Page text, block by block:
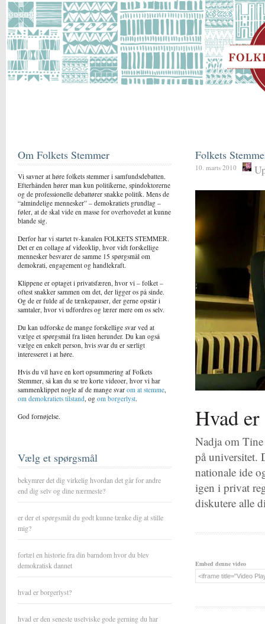
Om Folkets Stemmer
Vi savner at høre folkets stemmer i samfundsdebatten.
Efterhånden hører man kun politikerne, spindoktorerne
og de professionelle debattører snakke politik. Mens de
“almindelige mennesker” – demokratiets grundlag –
føler, at de skal vide en masse for overhovedet at kunne
blande sig.
Derfor har vi startet tv-kanalen FOLKETS STEMMER.
Det er en collage af videoklip, hvor vidt forskellige
mennesker besvarer de samme 15 spørgsmål om
demokrati, engagement og handlekraft.
Klippene er optaget i privatsfæren, hvor vi – folket –
oftest snakker sammen om det, der ligger os på sinde.
Og de er fulde af de tænkepauser, der gerne opstår i
samtaler, hvor vi udfordres og lærer mere om os selv.
Du kan udforske de mange forskellige svar ved at
vælge et spørgsmål fra listen herunder. Du kan også
vælge en enkelt person, hvis svar du er særligt
interesseret i at høre.
Hvis du vil have en kort opsummering af Folkets
Stemmer, så kan du se tre korte videoer, hvor vi har
sammenklippet nogle af de mange svar om at stemme,
om demokratiets tilstand, og om borgerlyst.
God fornøjelse.
Vælg et spørgsmål
bekymrer det dig virkelig hvordan det går for andre
end dig selv og dine nærmeste?
er der et spørgsmål du godt kunne tænke dig at stille
mig?
fortæl en historie fra din barndom hvor du blev
demokratisk dannet
hvad er borgerlyst?
hvad er den seneste uselviske gode gerning du har
Folkets
10. marts 2010
Hvad
Nadja om
på universitet.
nationale ide
igen i privat
diskutere alle
Embed denne video